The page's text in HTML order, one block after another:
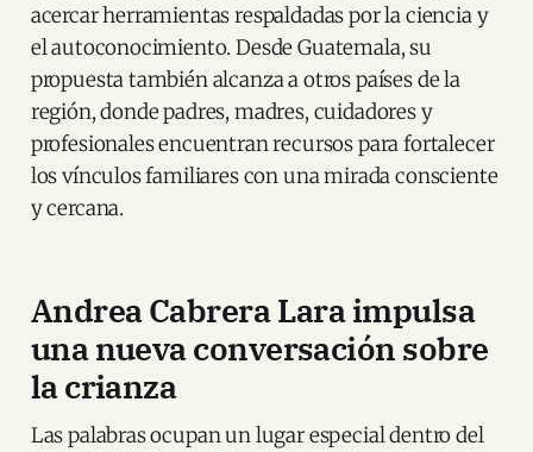
acercar herramientas respaldadas por la ciencia y
el autoconocimiento. Desde Guatemala, su
propuesta también alcanza a otros países de la
región, donde padres, madres, cuidadores y
profesionales encuentran recursos para fortalecer
los vínculos familiares con una mirada consciente
y cercana.
Andrea Cabrera Lara impulsa
una nueva conversación sobre
la crianza
Las palabras ocupan un lugar especial dentro del